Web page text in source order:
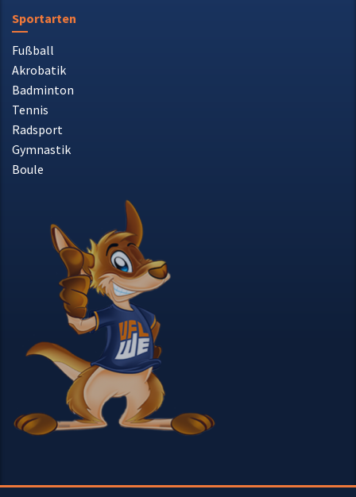
Sportarten
Fußball
Akrobatik
Badminton
Tennis
Radsport
Gymnastik
Boule